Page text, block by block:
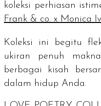
koleksi perhiasan
Frank & co. x Monica
Koleksi ini begitu
ukiran penuh
berbagai kisah
dalam hidup Anda.